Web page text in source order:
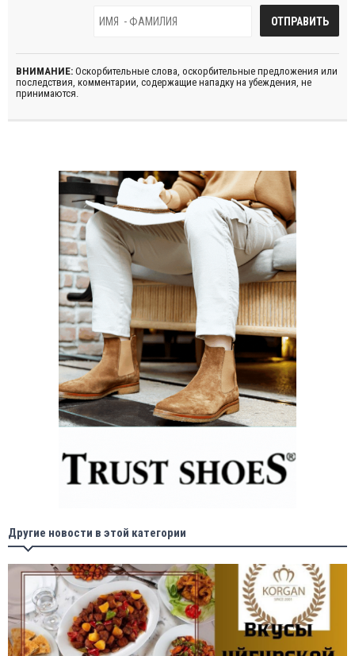
ВНИМАНИЕ: Оскорбительные слова, оскорбительные предложения или
последствия, комментарии, содержащие нападку на убеждения, не
принимаются.
Другие новости в этой категории